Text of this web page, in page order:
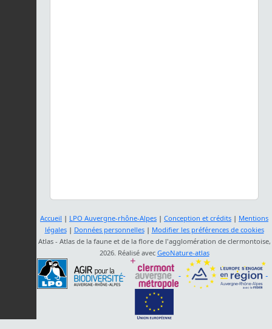
Accueil | LPO Auvergne-rhône-Alpes | Conception et crédits | Mentions
légales| Données personnelles| Modifier les préférences de cookies
Atlas - Atlas de la faune et de la flore de l'agglomération de clermontoise,
2026. Réalisé avec GeoNature-atlas